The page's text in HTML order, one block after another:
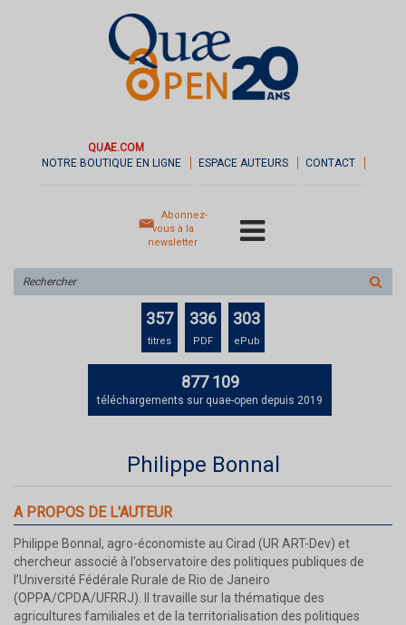
QUAE.COM
NOTRE BOUTIQUE EN LIGNE
ESPACE AUTEURS CONTACT
Abonnez-
vous à la
newsletter
sur
le
357
titres
336
PDF
303
ePub
877 109
téléchargements sur quae-open depuis 2019
Philippe Bonnal
A PROPOS DE L'AUTEUR
Philippe Bonnal, agro-économiste au Cirad (UR ART-Dev) et
chercheur associé à l’observatoire des politiques publiques de
l’Université Fédérale Rurale de Rio de Janeiro
(OPPA/CPDA/UFRRJ). Il travaille sur la thématique des
agricultures familiales et de la territorialisation des politiques